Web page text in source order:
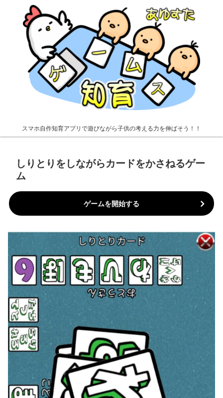
スマホ自作知育アプリで遊びながら子供の考える力を伸ばそう！！
しりとりをしながらカードをかさねるゲー
ム
ゲームを開始する